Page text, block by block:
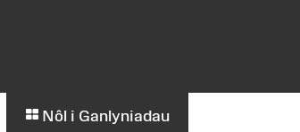
Nôl i Ganlyniadau